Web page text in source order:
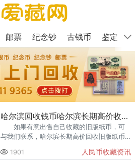
邮票 纪念钞 古钱币 鉴定
哈尔滨回收钱币哈尔滨长期高价收购纸币钱币金银币
如果有意出售自己收藏的旧版纸币，可
与我们联系，哈尔滨长期高价回收旧版纸币
理，让客户安心放心。
1901 人民币收藏资讯